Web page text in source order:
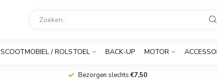
SCOOTMOBIEL / ROLSTOEL BACK-UP MOTOR
Bezorgen slechts€7,50